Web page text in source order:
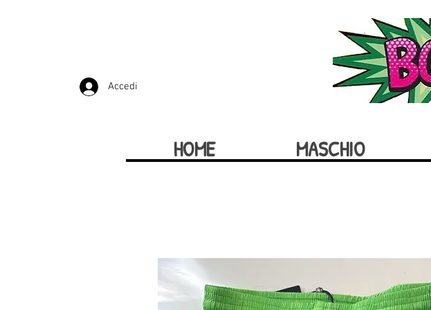
Accedi
HOME MASCHIO